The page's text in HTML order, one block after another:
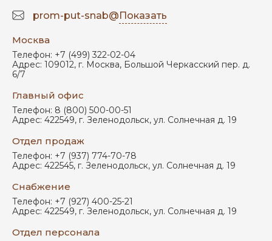
prom-put-snab@ Показать
Москва
Телефон: +7 (499) 322-02-04
Адрес: 109012, г. Москва, Большой Черкасский пер. д.
6/7
Главный офис
Телефон: 8 (800) 500-00-51
Адрес: 422549, г. Зеленодольск, ул. Солнечная д. 19
Отдел продаж
Телефон: +7 (937) 774-70-78
Адрес: 422545, г. Зеленодольск, ул. Солнечная д. 19
Снабжение
Телефон: +7 (927) 400-25-21
Адрес: 422549, г. Зеленодольск, ул. Солнечная д. 19
Отдел персонала